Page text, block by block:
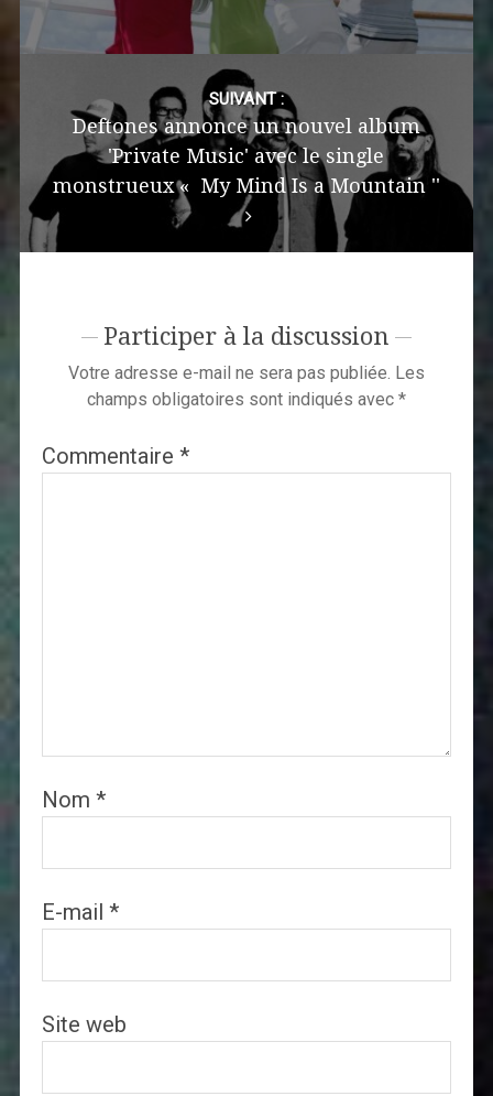
SUIVANT :
Deftones annonce un nouvel album
'Private Music' avec le single
monstrueux « My Mind Is a Mountain ''
Participer à la discussion
Votre adresse e-mail ne sera pas publiée. Les
champs obligatoires sont indiqués avec *
Commentaire *
Nom *
E-mail *
Site web